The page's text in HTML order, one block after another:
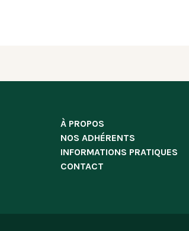
À PROPOS
NOS ADHÉRENTS
INFORMATIONS PRATIQUES
CONTACT